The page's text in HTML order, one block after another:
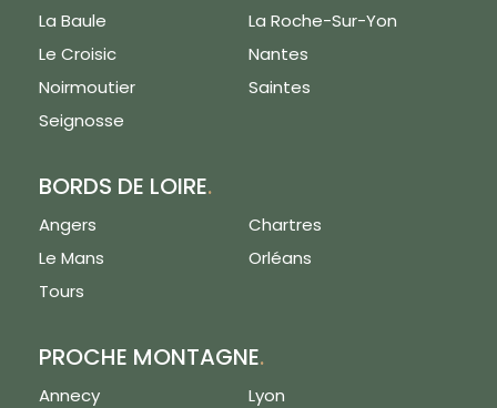
La Baule
La Roche-Sur-Yon
Le Croisic
Nantes
Noirmoutier
Saintes
Seignosse
BORDS DE LOIRE.
Angers
Chartres
Le Mans
Orléans
Tours
PROCHE MONTAGNE.
Annecy
Lyon